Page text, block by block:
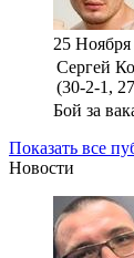
25
Сергей
(30-2-1,
Бой за
Показать все
Новости